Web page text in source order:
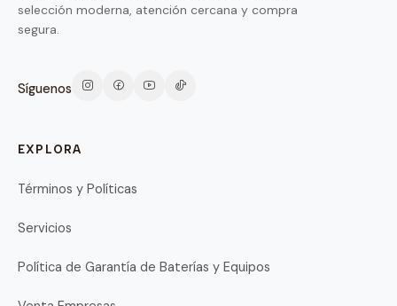
selección moderna, atención cercana y compra
segura.
Síguenos
EXPLORA
Términos y Políticas
Servicios
Política de Garantía de Baterías y Equipos